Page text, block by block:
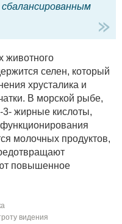
животного
селен, который
хрусталика и
В морской рыбе,
3- жирные кислоты,
молочных продуктов,
повышенное
видения